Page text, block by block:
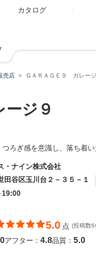
カタログ
売店 ＧＡＲＡＧＥ９ ガレー
ージ９
ろぎ感を意識し、落ち着い
・ナイン株式会社
田谷区玉川台２－３５－１
19:00
5.0 点 (投稿数6
アフター： 4.8品質： 5.0